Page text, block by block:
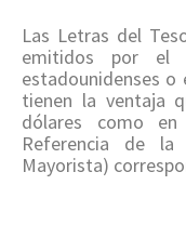
Las Letras del
emitidos por el
estadounidenses o
tienen la ventaja
dólares como
Referencia de la
Mayorista)